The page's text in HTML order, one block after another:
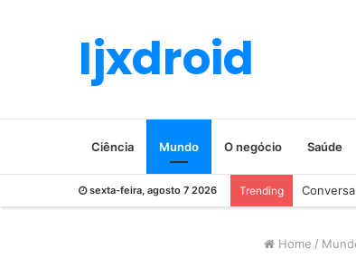
Ijxdroid
Ciência Mundo O negócio Saúde
sexta-feira, agosto 7 2026 Trending
Home /